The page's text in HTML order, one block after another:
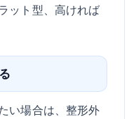
ット型、高ければ
い場合は、整形外